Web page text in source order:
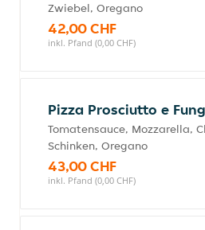
Zwiebel, Oregano
42,00 CHF
inkl. Pfand (0,00 CHF)
Pizza Prosciutto e
Tomatensauce, Mozzarella,
Schinken, Oregano
43,00 CHF
inkl. Pfand (0,00 CHF)